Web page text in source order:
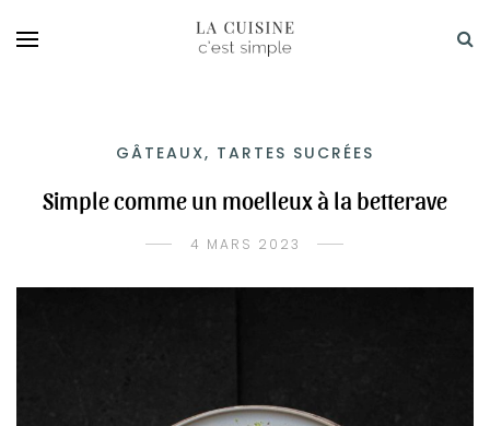
GÂTEAUX, TARTES SUCRÉES
Simple comme un moelleux à la betterave
4 MARS 2023